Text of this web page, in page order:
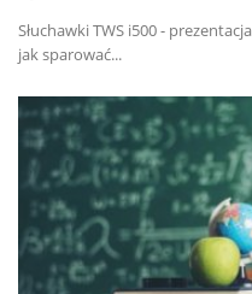
Słuchawki TWS i500 -
jak sparować...